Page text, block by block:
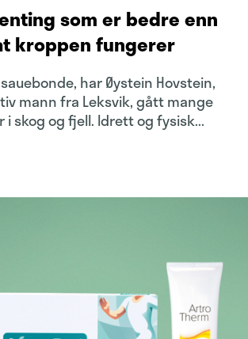
som er bedre enn
kroppen fungerer
har Øystein Hovstein,
mann fra Leksvik, gått mange
i skog og fjell. Idrett og fysisk...